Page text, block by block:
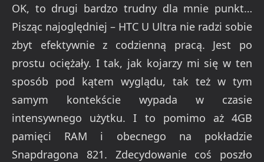
OK, to drugi bardzo trudny dla mnie punkt…
Pisząc najoględniej – HTC U Ultra nie radzi sobie
zbyt efektywnie z codzienną pracą. Jest po
prostu ociężały. I tak, jak kojarzy mi się w ten
sposób pod kątem wyglądu, tak też w tym
samym kontekście wypada w czasie
intensywnego użytku. I to pomimo aż 4GB
pamięci RAM i obecnego na pokładzie
Snapdragona 821. Zdecydowanie coś poszło